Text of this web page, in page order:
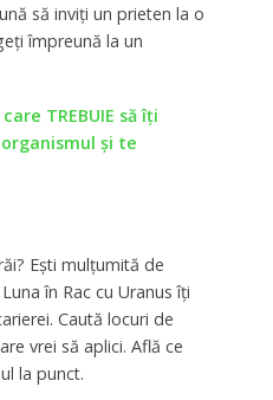
să inviți un prieten la o
împreună la un
TREBUIE să îți
și te
Ești mulțumită de
în Rac cu Uranus îți
Caută locuri de
vrei să aplici. Află ce
la punct.